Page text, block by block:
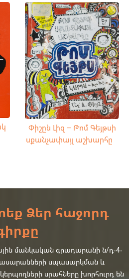
Փիշըն Լիզ – Թոմ Գեյթսի
սքանչափայլ աշխարհը
Ձեր հաջորդ
մանկական գրադարանի ն/դ-4-
սպասարկման և
սրահները խորհուրդ են